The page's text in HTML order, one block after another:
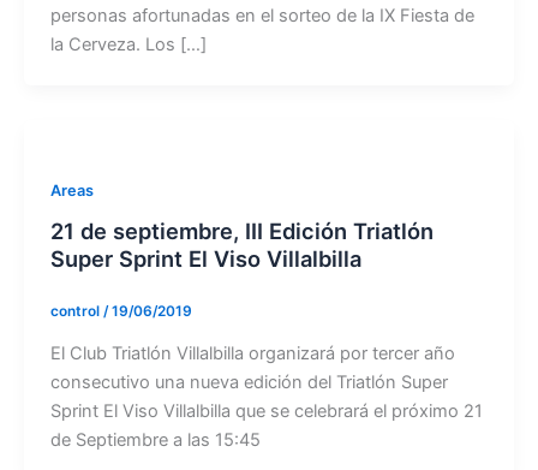
personas afortunadas en el sorteo de la IX Fiesta de
la Cerveza. Los […]
Areas
21 de septiembre, III Edición Triatlón
Super Sprint El Viso Villalbilla
control /19/06/2019
El Club Triatlón Villalbilla organizará por tercer año
consecutivo una nueva edición del Triatlón Super
Sprint El Viso Villalbilla que se celebrará el próximo 21
de Septiembre a las 15:45